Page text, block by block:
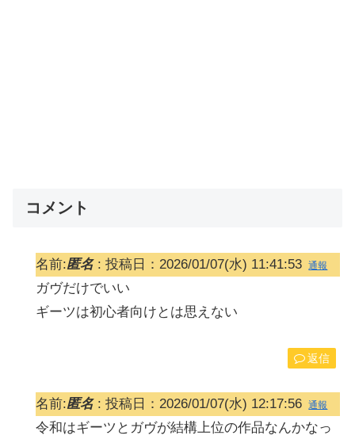
コメント
名前:匿名: 投稿日：2026/01/07(水) 11:41:53 通報
ガヴだけでいい
ギーツは初心者向けとは思えない
返信
名前:匿名: 投稿日：2026/01/07(水) 12:17:56 通報
令和はギーツとガヴが結構上位の作品なんかなっ